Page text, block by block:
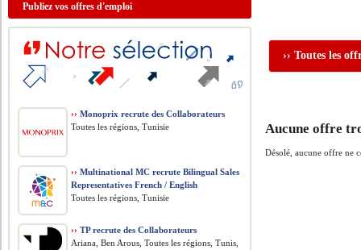
›› Toutes les
Aucune offre
Désolé, aucune offre ne
Publiez vos offres d'emploi
›› Monoprix recrute des Collaborateurs
Toutes les régions, Tunisie
›› Multinational MC recrute Bilingual Sales
Representatives French / English
Toutes les régions, Tunisie
›› TP recrute des Collaborateurs
Ariana, Ben Arous, Toutes les régions, Tunis,